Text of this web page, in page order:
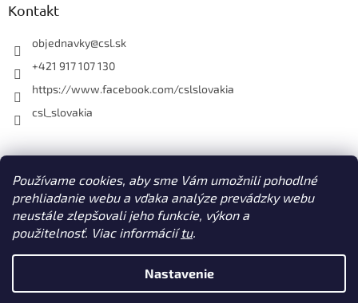
Používame cookies, aby sme Vám umožnili pohodlné
prehliadanie webu a vďaka analýze prevádzky webu
neustále zlepšovali jeho funkcie, výkon a
použitelnosť. Viac informáciítu.
Nastavenie
Kontakt
objednavky@csl.sk
+421 917 107 130
https://www.facebook.com/cslslovakia
csl_slovakia
Facebook